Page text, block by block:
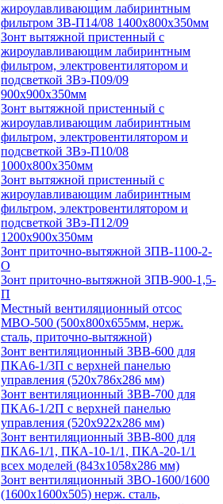
жироулавливающим лабиринтным
фильтром ЗВ-П14/08 1400х800х350мм
Зонт вытяжной пристенный с
жироулавливающим лабиринтным
фильтром, электровентилятором и
подсветкой ЗВэ-П09/09
900х900х350мм
Зонт вытяжной пристенный с
жироулавливающим лабиринтным
фильтром, электровентилятором и
подсветкой ЗВэ-П10/08
1000х800х350мм
Зонт вытяжной пристенный с
жироулавливающим лабиринтным
фильтром, электровентилятором и
подсветкой ЗВэ-П12/09
1200х900х350мм
Зонт приточно-вытяжной ЗПВ-1100-2-
О
Зонт приточно-вытяжной ЗПВ-900-1,5-
П
Местный вентиляционный отсос
МВО-500 (500х800х655мм, нерж.
сталь, приточно-вытяжной)
Зонт вентиляционный ЗВВ-600 для
ПКА6-1/3П с верхней панелью
управления (520х786х286 мм)
Зонт вентиляционный ЗВВ-700 для
ПКА6-1/2П с верхней панелью
управления (520х922х286 мм)
Зонт вентиляционный ЗВВ-800 для
ПКА6-1/1, ПКА-10-1/1, ПКА-20-1/1
всех моделей (843х1058х286 мм)
Зонт вентиляционный ЗВО-1600/1600
(1600х1600х505) нерж. сталь,